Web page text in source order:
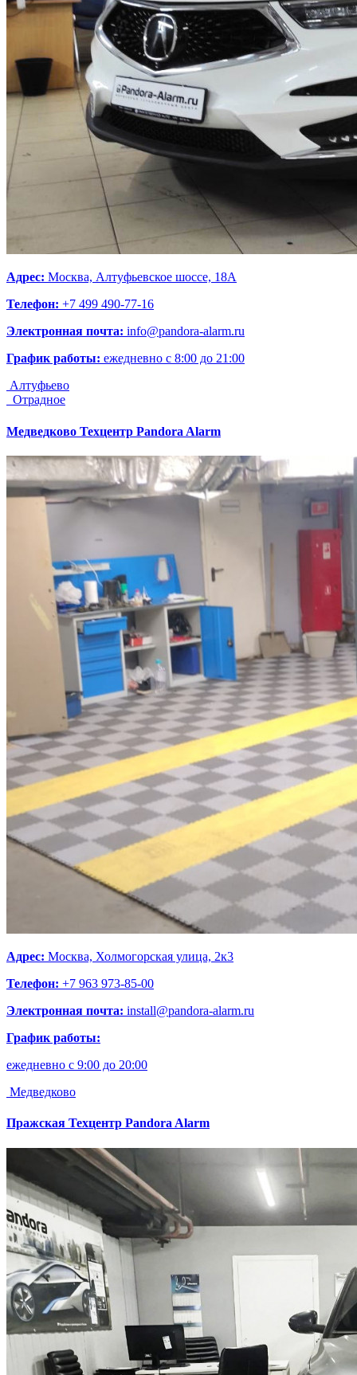
Адрес: Москва, Алтуфьевское шоссе, 18A
Телефон: +7 499 490-77-16
Электронная почта: info@pandora-alarm.ru
График работы: ежедневно с 8:00 до 21:00
Алтуфьево
Отрадное
Медведково Техцентр Pandora Alarm
Адрес: Москва, Холмогорская улица, 2к3
Телефон: +7 963 973-85-00
Электронная почта: install@pandora-alarm.ru
График работы:
ежедневно с 9:00 до 20:00
Медведково
Пражская Техцентр Pandora Alarm